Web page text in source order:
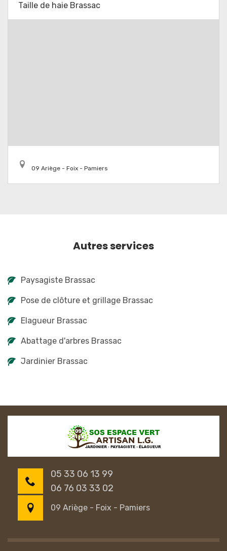
Taille de haie Brassac
09 Ariège - Foix - Pamiers
Autres services
Paysagiste Brassac
Pose de clôture et grillage Brassac
Elagueur Brassac
Abattage d'arbres Brassac
Jardinier Brassac
05 33 06 13 99
06 76 03 33 02
09 Ariège - Foix - Pamiers